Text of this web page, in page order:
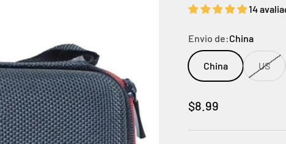
14
Envio de:China
China US
Preço promocional
$8.99